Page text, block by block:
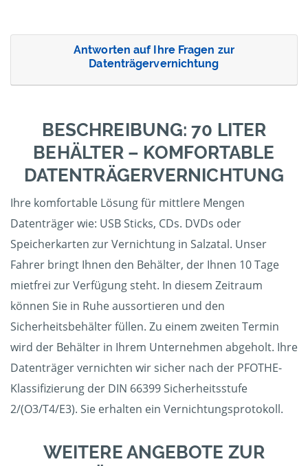
Antworten auf Ihre Fragen zur
Datenträgervernichtung
BESCHREIBUNG: 70 LITER
BEHÄLTER – KOMFORTABLE
DATENTRÄGERVERNICHTUNG
Ihre komfortable Lösung für mittlere Mengen
Datenträger wie: USB Sticks, CDs. DVDs oder
Speicherkarten zur Vernichtung in Salzatal. Unser
Fahrer bringt Ihnen den Behälter, der Ihnen 10 Tage
mietfrei zur Verfügung steht. In diesem Zeitraum
können Sie in Ruhe aussortieren und den
Sicherheitsbehälter füllen. Zu einem zweiten Termin
wird der Behälter in Ihrem Unternehmen abgeholt. Ihre
Datenträger vernichten wir sicher nach der PFOTHE-
Klassifizierung der DIN 66399 Sicherheitsstufe
2/(O3/T4/E3). Sie erhalten ein Vernichtungsprotokoll.
WEITERE ANGEBOTE ZUR